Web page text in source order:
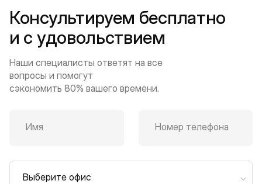
Консультируем бесплатно
и с удовольствием
Наши специалисты ответят на все
вопросы и помогут
сэкономить 80% вашего времени.
Имя Номер телефона
Выберите офис